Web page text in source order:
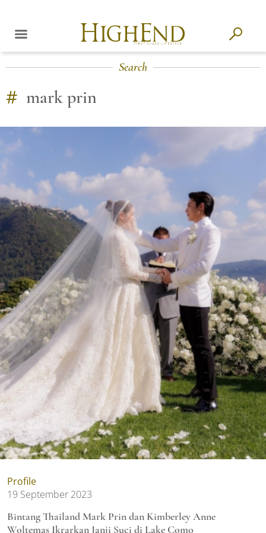
Search
# mark prin
Profile
19 September 2023
Bintang Thailand Mark Prin dan Kimberley Anne
Woltemas Ikrarkan Janji Suci di Lake Como